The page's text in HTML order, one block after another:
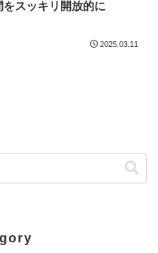
をスッキリ開放的に
2025.03.11